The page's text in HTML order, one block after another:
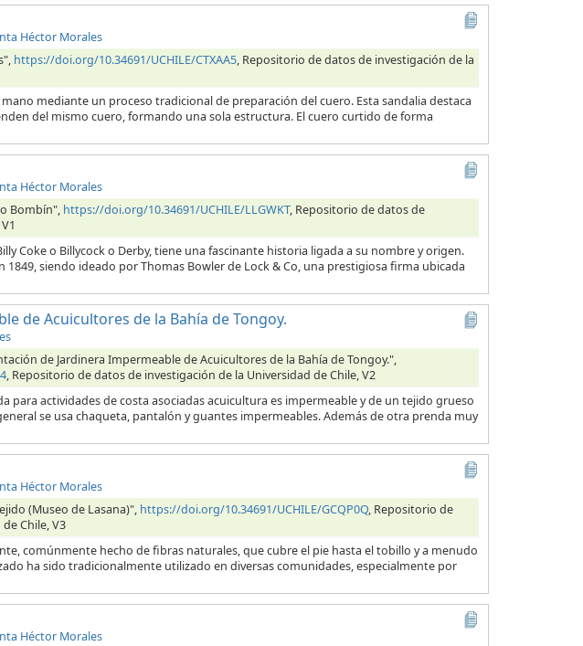
Héctor Morales
https://doi.org/10.34691/UCHILE/CTXAA5, Repositorio de datos de investigación de la
mediante un proceso tradicional de preparación del cuero. Esta sandalia destaca
del mismo cuero, formando una sola estructura. El cuero curtido de forma
Héctor Morales
Bombín", https://doi.org/10.34691/UCHILE/LLGWKT, Repositorio de datos de
Coke o Billycock o Derby, tiene una fascinante historia ligada a su nombre y origen.
siendo ideado por Thomas Bowler de Lock & Co, una prestigiosa firma ubicada
de Acuicultores de la Bahía de Tongoy.
de Jardinera Impermeable de Acuicultores de la Bahía de Tongoy.",
, Repositorio de datos de investigación de la Universidad de Chile, V2
para actividades de costa asociadas acuicultura es impermeable y de un tejido grueso
se usa chaqueta, pantalón y guantes impermeables. Además de otra prenda muy
Héctor Morales
(Museo de Lasana)", https://doi.org/10.34691/UCHILE/GCQP0Q, Repositorio de
Chile, V3
comúnmente hecho de fibras naturales, que cubre el pie hasta el tobillo y a menudo
ha sido tradicionalmente utilizado en diversas comunidades, especialmente por
Héctor Morales